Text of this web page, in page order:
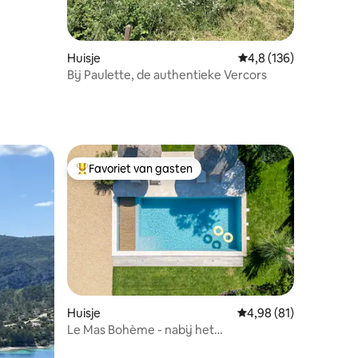
Huisje Gemiddelde
4,8 (136)
Bij Paulette, de authentieke Vercors
Topfavoriet van gasten
Favoriet van gasten
Huisje Gemiddelde
4,98 (81)
Le Mas Bohème - nabij het